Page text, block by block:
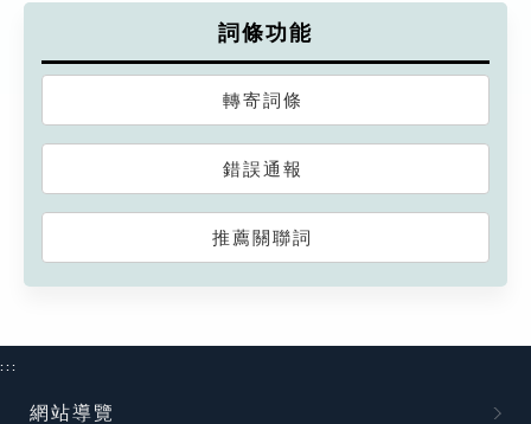
詞條功能
轉寄詞條
錯誤通報
推薦關聯詞
:::
網站導覽